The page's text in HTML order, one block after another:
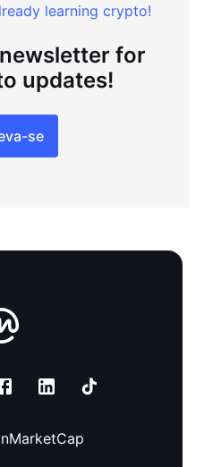
learning crypto!
for
updates!
se